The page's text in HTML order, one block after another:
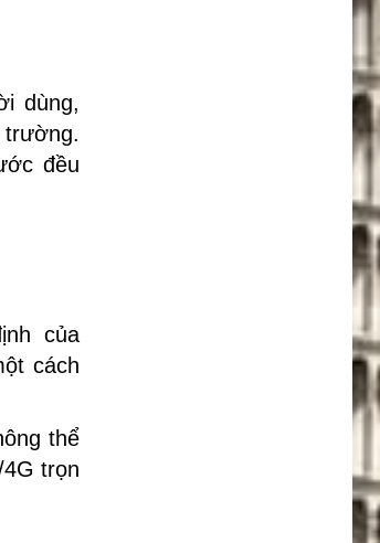
dùng,
đều
của
cách
thể
trọn